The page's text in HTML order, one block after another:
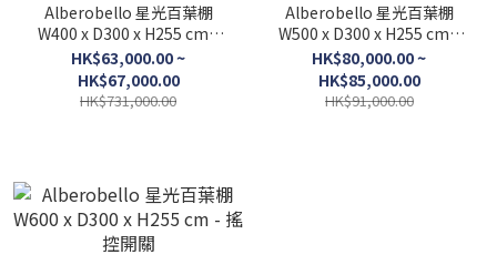
Alberobello 星光百葉棚
W400 x D300 x H255 cm -
搖控開關
HK$63,000.00 ~
HK$67,000.00
HK$731,000.00
Alberobello 星光百葉棚
W500 x D300 x H255 cm -
搖控開關
HK$80,000.00 ~
HK$85,000.00
HK$91,000.00